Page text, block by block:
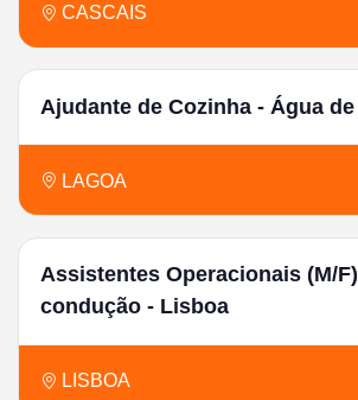
CASCAIS
Ajudante de Cozinha - Água de
LAGOA
Assistentes Operacionais (M/
condução - Lisboa
LISBOA